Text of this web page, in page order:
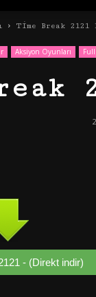
Time Break
Aksiyon Oyunları
- (Direkt indir)